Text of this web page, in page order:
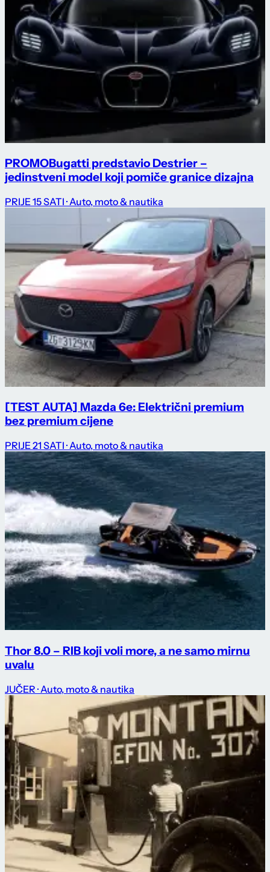
PROMOBugatti predstavio Destrier –
jedinstveni model koji pomiče granice dizajna
PRIJE 15 SATI · Auto, moto & nautika
[TEST AUTA] Mazda 6e: Električni premium
bez premium cijene
PRIJE 21 SATI · Auto, moto & nautika
Thor 8.0 – RIB koji voli more, a ne samo mirnu
uvalu
JUČER · Auto, moto & nautika